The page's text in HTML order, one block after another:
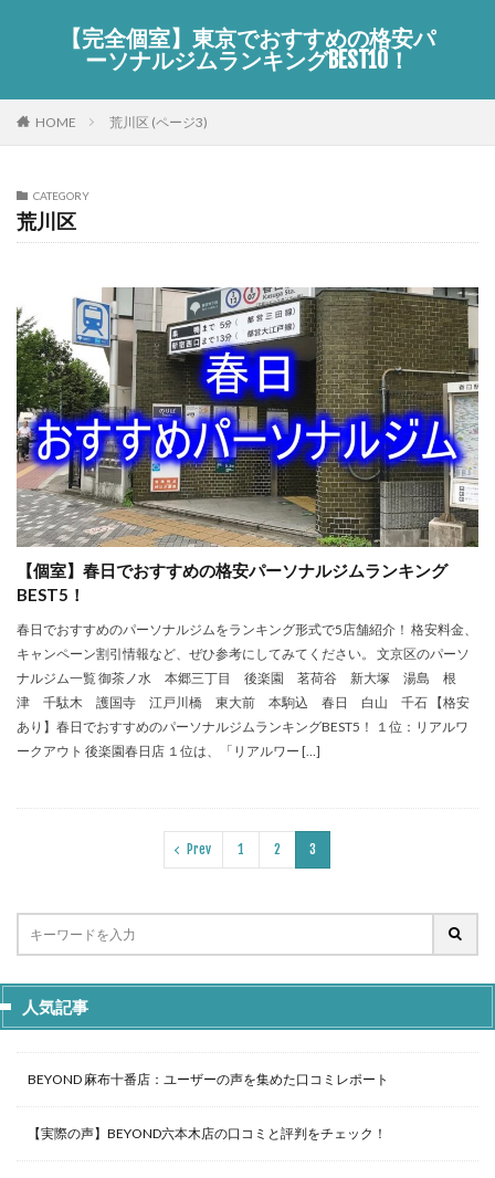
【完全個室】東京でおすすめの格安パ
ーソナルジムランキングBEST10！
HOME 荒川区 (ページ3)
CATEGORY
荒川区
【個室】春日でおすすめの格安パーソナルジムランキング
BEST5！
春日でおすすめのパーソナルジムをランキング形式で5店舗紹介！ 格安料金、
キャンペーン割引情報など、ぜひ参考にしてみてください。 文京区のパーソ
ナルジム一覧 御茶ノ水 本郷三丁目 後楽園 茗荷谷 新大塚 湯島 根
津 千駄木 護国寺 江戸川橋 東大前 本駒込 春日 白山 千石 【格安
あり】春日でおすすめのパーソナルジムランキングBEST5！ １位：リアルワ
ークアウト 後楽園春日店 １位は、「リアルワー […]
Prev 1 2 3
人気記事
BEYOND 麻布十番店：ユーザーの声を集めた口コミレポート
【実際の声】BEYOND六本木店の口コミと評判をチェック！